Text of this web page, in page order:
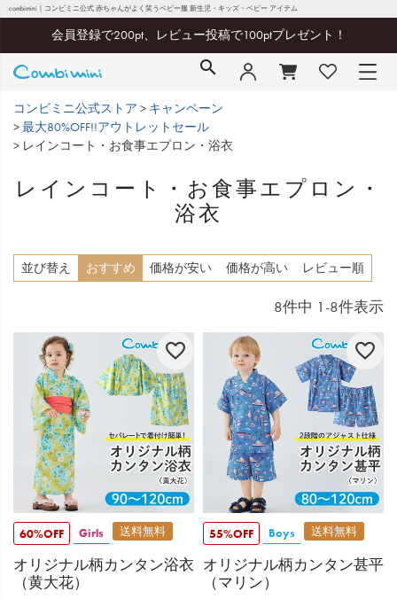
combimini｜コンビミニ公式 赤ちゃんがよく笑うベビー服 新生児・キッズ・ベビー アイテム
会員登録で200pt、レビュー投稿で100ptプレゼント！
コンビミニ公式ストア
キャンペーン
最大80%OFF!!アウトレットセール
レインコート・お食事エプロン・浴衣
レインコート・お食事エプロン・
浴衣
並び替え おすすめ 価格が安い 価格が高い レビュー順
8件中 1 -8件表示
60%OFF Girls 送料無料
オリジナル柄カンタン浴衣
（黄大花）
55%OFF Boys 送料無料
オリジナル柄カンタン甚平
（マリン）